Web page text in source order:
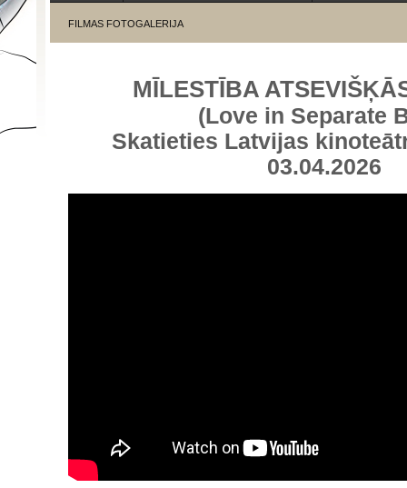
FILMAS FOTOGALERIJA
MĪLESTĪBA
(Love in Separate
Skatieties Latvijas
03.04.2026